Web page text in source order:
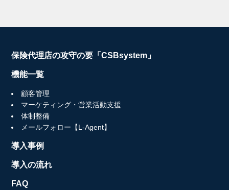
保険代理店の攻守の要「CSBsystem」
機能一覧
顧客管理
マーケティング・営業活動支援
体制整備
メールフォロー【L-Agent】
導入事例
導入の流れ
FAQ